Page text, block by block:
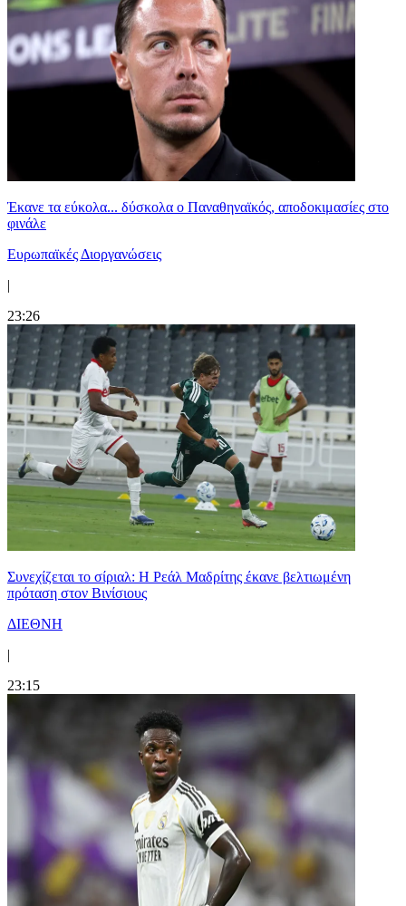
Έκανε τα εύκολα... δύσκολα ο Παναθηναϊκός, αποδοκιμασίες στο
φινάλε
Ευρωπαϊκές Διοργανώσεις
|
23:26
Συνεχίζεται το σίριαλ: Η Ρεάλ Μαδρίτης έκανε βελτιωμένη
πρόταση στον Βινίσιους
ΔΙΕΘΝΗ
|
23:15